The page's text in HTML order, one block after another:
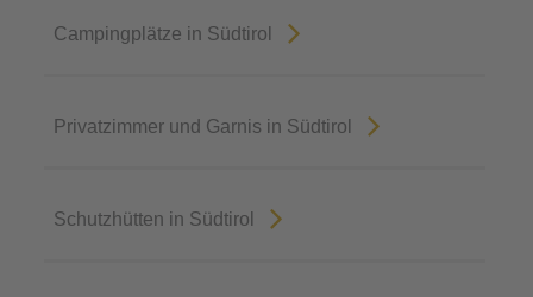
Campingplätze in Südtirol
Privatzimmer und Garnis in Südtirol
Schutzhütten in Südtirol